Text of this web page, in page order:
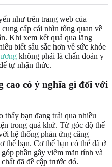
như trên trang web của
cấp cái nhìn tổng quan về
Khi xem kết quả qua lăng
biết sâu sắc hơn về sức khỏe
không phải là chẩn đoán y
tự nhận thức.
cao có ý nghĩa gì đối với
bạn đang trải qua nhiều
trong quá khứ. Từ góc độ thể
hệ thống phản ứng căng
thể bạn. Cơ thể bạn có thể đã ở
phần gây viêm mãn tính và
đã đề cập trước đó.